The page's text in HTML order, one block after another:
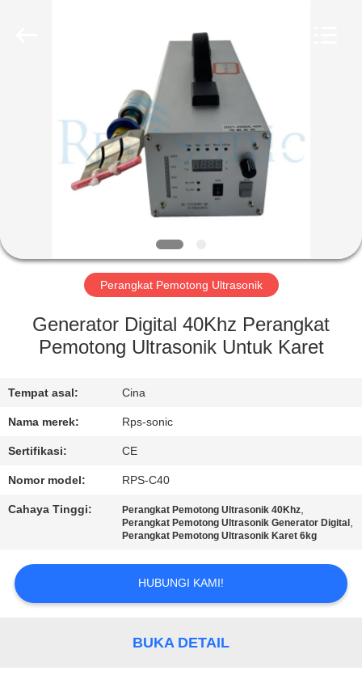
PRODUK
TENTANG
TUR
KONTROL
HUBUNGI
KAMI
SITEMAP
Perangkat Pemotong Ultrasonik
Generator Digital 40Khz Perangkat
Pemotong Ultrasonik Untuk Karet
Tempat asal: Cina
Nama merek: Rps-sonic
Sertifikasi: CE
Nomor model: RPS-C40
Cahaya Tinggi: Perangkat Pemotong Ultrasonik 40Khz,
Perangkat Pemotong Ultrasonik Generator Digital ,
Perangkat Pemotong Ultrasonik Karet 6kg
HUBUNGI KAMI!
BUKA DETAIL